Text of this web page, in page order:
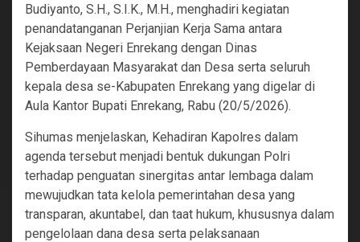
Budiyanto, S.H., S.I.K., M.H., menghadiri kegiatan
penandatanganan Perjanjian Kerja Sama antara
Kejaksaan Negeri Enrekang dengan Dinas
Pemberdayaan Masyarakat dan Desa serta seluruh
kepala desa se-Kabupaten Enrekang yang digelar di
Aula Kantor Bupati Enrekang, Rabu (20/5/2026).
Sihumas menjelaskan, Kehadiran Kapolres dalam
agenda tersebut menjadi bentuk dukungan Polri
terhadap penguatan sinergitas antar lembaga dalam
mewujudkan tata kelola pemerintahan desa yang
transparan, akuntabel, dan taat hukum, khususnya dalam
pengelolaan dana desa serta pelaksanaan